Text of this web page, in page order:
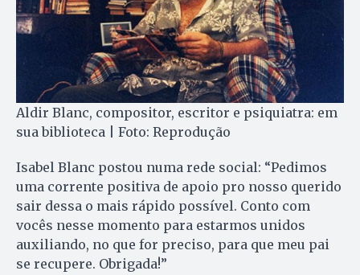
Aldir Blanc, compositor, escritor e psiquiatra: em
sua biblioteca | Foto: Reprodução
Isabel Blanc postou numa rede social: “Pedimos
uma corrente positiva de apoio pro nosso querido
sair dessa o mais rápido possível. Conto com
vocês nesse momento para estarmos unidos
auxiliando, no que for preciso, para que meu pai
se recupere. Obrigada!”